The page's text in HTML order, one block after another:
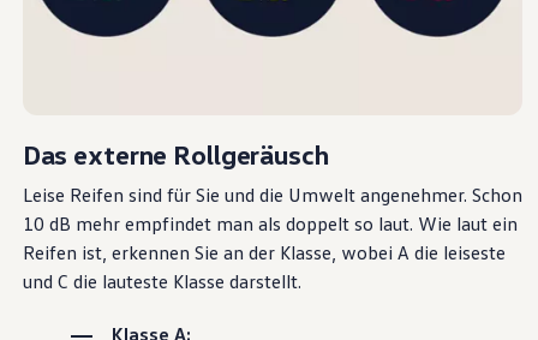
Volkswagen Apps, Login und Shop
Handy und Fahrzeug verbinden
Volkswagen Kundenbetreuung
Warn- und Kontrollleuchten
Assistenzsysteme
Digitale Betriebsanleitung
Live Beratung
Magazin
Lifestyle
Familie
Das externe Rollgeräusch
Leise Reifen sind für Sie und die Umwelt angenehmer. Schon
10 dB mehr empfindet man als doppelt so laut. Wie laut ein
Reifen ist, erkennen Sie an der Klasse, wobei A die leiseste
und C die lauteste Klasse darstellt.
Klasse A: